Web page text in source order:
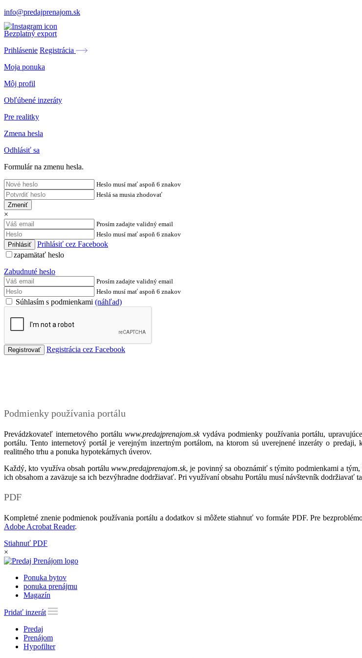
info@predajprenajom.sk
Bezplatný export
Prihlásenie Registrácia
Moja ponuka
Môj profil
Obľúbené inzeráty
Pre realitky
Zmena hesla
Odhlásiť sa
Formulár na zmenu hesla.
Heslo musí mať aspoň 6 znakov
Heslá sa musia zhodovať
Zmeniť
×
Prosím zadajte validný email
Heslo musí mať aspoň 6 znakov
Prihlásiť cez Facebook
zapamätať heslo
Zabudnuté heslo
Prosím zadajte validný email
Heslo musí mať aspoň 6 znakov
Súhlasím s podmienkami (náhľad)
Registrácia cez Facebook
Podmienky používania portálu
Prevádzkovateľ internetového portáluwww.predajprenajom.skvydáva podmienky používania portálu,
portálu. Tento internetový portál je verejným inzertným portálom, na ktorom sú uverejnené inzeráty o
realitného trhu a ponuka hypotekárnych úverov.
Každý, kto využíva obsah portálu www.predajprenajom.sk, je povinný sa oboznámiť s týmito podmienkami a
ich obsahom a zaväzuje sa ich bezvýhradne dodržiavať. Pri využívaní obsahu Portálu musí návštevník dodržiavať
PDF
Kompletné znenie podmienok používania portálu a dodatkov si môžete stiahnuť vo formáte PDF. Pre
Adobe Acrobat Reader.
Stiahnuť PDF
×
Ponuka bytov
ponuka prenájmu
Magazín
Pridať inzerát
Predaj
Prenájom
Hypofilter